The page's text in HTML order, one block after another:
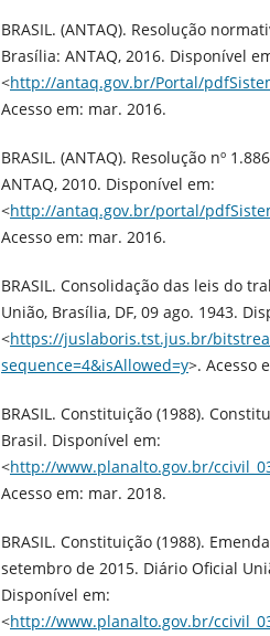
BRASIL. (ANTAQ). Resolução
Brasília: ANTAQ, 2016. Disponível
<http://antaq.gov.br/Portal/
Acesso em: mar. 2016.
BRASIL. (ANTAQ). Resolução nº
ANTAQ, 2010. Disponível em:
<http://antaq.gov.br/portal/
Acesso em: mar. 2016.
BRASIL. Consolidação das leis do
União, Brasília, DF, 09 ago. 1943.
<https://juslaboris.tst.jus.br/
sequence=4&isAllowed=y>. Acesso
BRASIL. Constituição (1988).
Brasil. Disponível em:
<http://www.planalto.gov.br/
Acesso em: mar. 2018.
BRASIL. Constituição (1988).
setembro de 2015. Diário Oficial
Disponível em:
<http://www.planalto.gov.br/